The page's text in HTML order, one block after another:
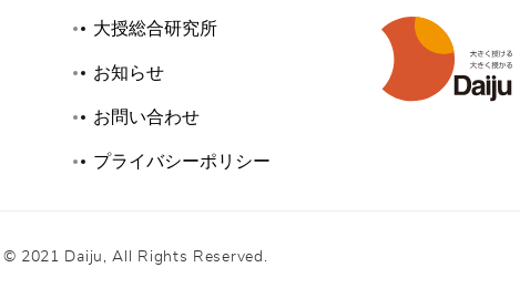
大授総合研究所
お知らせ
お問い合わせ
プライバシーポリシー
2021 Daiju, All Rights Reserved.